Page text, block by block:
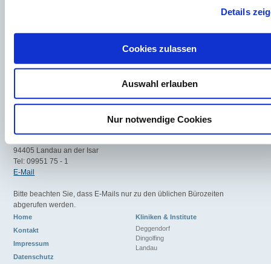
Details
Cookies zulassen
Auswahl erlauben
Nur notwendige Cookies
Telefon: 0991/380-0
DONAUISAR Klinikum Dingolfing
Tel: 08731 88 0
E-Mail
94405 Landau an der Isar
Tel: 09951 75 - 1
E-Mail
Bitte beachten Sie, dass E-Mails nur zu den üblichen Bürozeiten
abgerufen werden.
Home
Kontakt
Impressum
Datenschutz
Kliniken & Institute
Deggendorf
Dingolfing
Landau